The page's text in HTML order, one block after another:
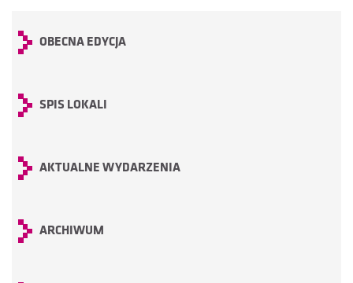
OBECNA EDYCJA
SPIS LOKALI
AKTUALNE WYDARZENIA
ARCHIWUM